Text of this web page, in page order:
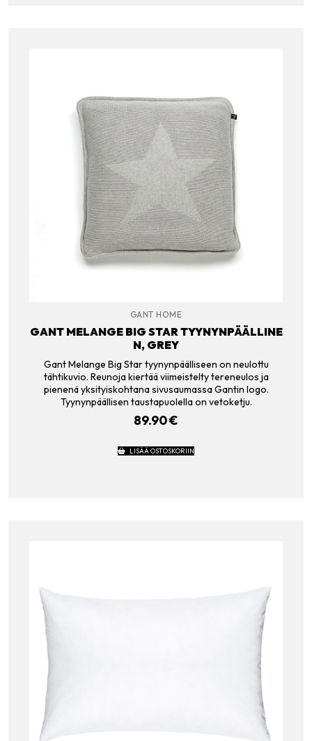
GANT HOME
GANT MELANGE BIG STAR TYYNYNPÄÄLLINE
N, GREY
Gant Melange Big Star tyynynpäälliseen on neulottu
tähtikuvio. Reunoja kiertää viimeistelty tereneulos ja
pienenä yksityiskohtana sivusaumassa Gantin logo.
Tyynynpäällisen taustapuolella on vetoketju.
89.90€
LISÄÄ OSTOSKORIIN